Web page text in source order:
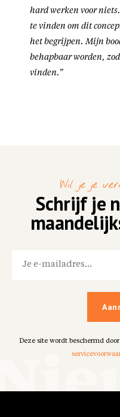
hard werken voor
te vinden om dit
het begrijpen. Mijn
behapbaar worden,
vinden.”
Wil je je
Schrijf je
Deze site wordt beschermd